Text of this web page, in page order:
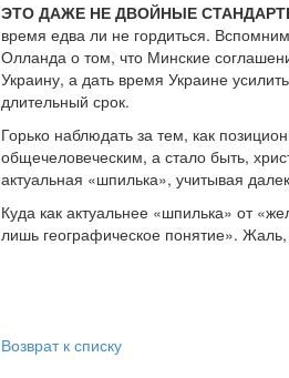
ЭТО ДАЖЕ НЕ ДВОЙНЫЕ
время едва ли не гордиться.
Олланда о том, что Минские
Украину, а дать время Украине
длительный срок.
Горько наблюдать за тем, как
общечеловеческим, а стало быть,
актуальная «шпилька», учитывая
Куда как актуальнее «шпилька» от
лишь географическое понятие».
Возврат к списку